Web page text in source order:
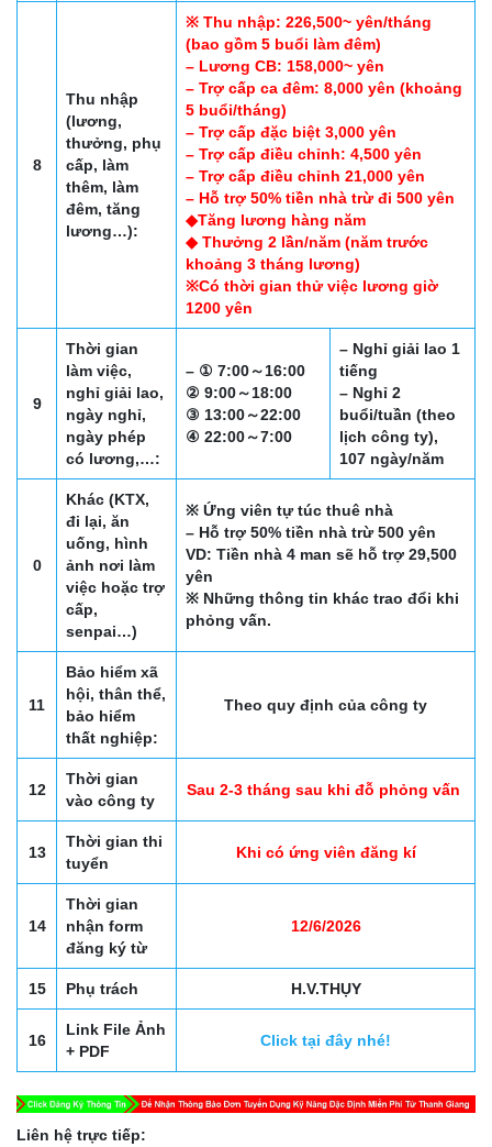
8
Thu nhập
(lương,
thưởng, phụ
cấp, làm
thêm, làm
đêm, tăng
lương…):
※ Thu nhập: 226,500~ yên/tháng
(bao gồm 5 buổi làm đêm)
– Lương CB: 158,000~ yên
– Trợ cấp ca đêm: 8,000 yên (khoảng
5 buổi/tháng)
– Trợ cấp đặc biệt 3,000 yên
– Trợ cấp điều chỉnh: 4,500 yên
– Trợ cấp điều chỉnh 21,000 yên
– Hỗ trợ 50% tiền nhà trừ đi 500 yên
◆Tăng lương hàng năm
◆ Thưởng 2 lần/năm (năm trước
khoảng 3 tháng lương)
※Có thời gian thử việc lương giờ
1200 yên
9
Thời gian
làm việc,
nghỉ giải lao,
ngày nghỉ,
ngày phép
có lương,…:
– ① 7:00～16:00
② 9:00～18:00
③ 13:00～22:00
④ 22:00～7:00
– Nghỉ giải lao 1
tiếng
– Nghỉ 2
buổi/tuần (theo
lịch công ty),
107 ngày/năm
0
Khác (KTX,
đi lại, ăn
uống, hình
ảnh nơi làm
việc hoặc trợ
cấp,
senpai…)
※ Ứng viên tự túc thuê nhà
– Hỗ trợ 50% tiền nhà trừ 500 yên
VD: Tiền nhà 4 man sẽ hỗ trợ 29,500
yên
※ Những thông tin khác trao đổi khi
phỏng vấn.
11
Bảo hiểm xã
hội, thân thể,
bảo hiểm
thất nghiệp:
Theo quy định của công ty
12
Thời gian
vào công ty
Sau 2-3 tháng sau khi đỗ phỏng vấn
13
Thời gian thi
tuyển
Khi có ứng viên đăng kí
14
Thời gian
nhận form
đăng ký từ
12/6/2026
15 Phụ trách H.V.THỤY
16
Link File Ảnh
+ PDF
Click tại đây nhé!
Liên hệ trực tiếp: